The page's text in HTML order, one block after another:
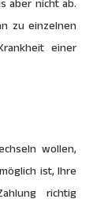
aber nicht ab.
zu einzelnen
einer
wollen,
ist, Ihre
richtig